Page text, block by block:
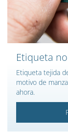
Etiqueta
Etiqueta tejida
motivo de
ahora.